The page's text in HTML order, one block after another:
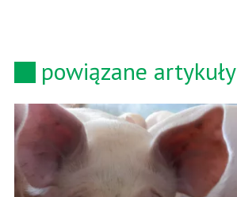
powiązane artykuły